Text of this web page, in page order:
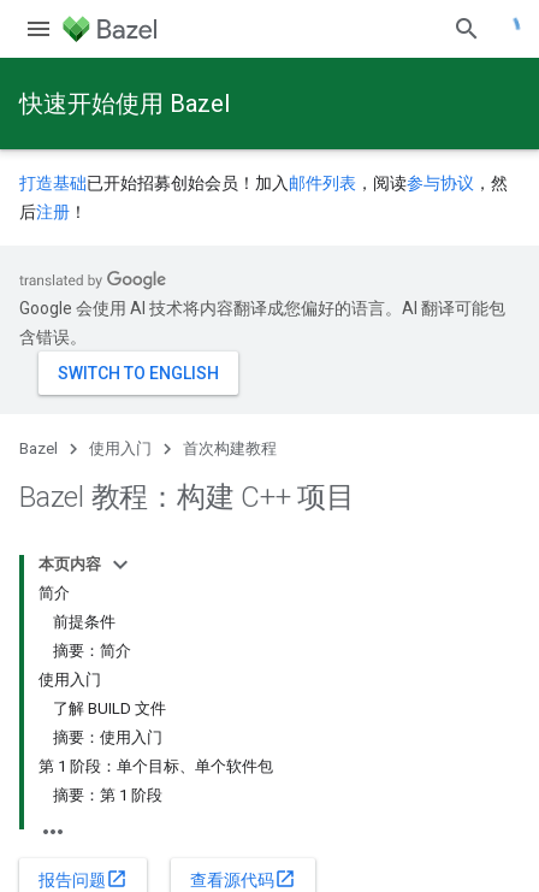
快速开始使用 Bazel
打造基础已开始招募创始会员！加入 邮件列表 ，阅读参与协议 ，然
后注册 ！
Google 会使用 AI 技术将内容翻译成您偏好的语言。AI 翻译可能包
含错误。
Bazel 使用入门 首次构建教程
Bazel 教程：构建 C++ 项目
本页内容
简介
前提条件
摘要：简介
使用入门
了解 BUILD 文件
摘要：使用入门
第 1 阶段：单个目标、单个软件包
摘要：第 1 阶段
报告问题open_in_new 查看源代码open_in_new